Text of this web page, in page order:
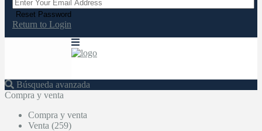
Reset Password
Return to Login
Búsqueda avanzada
Compra y venta
Compra y venta
Venta (259)